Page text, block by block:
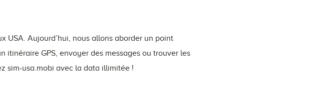
USA. Aujourd’hui, nous allons aborder un point
itinéraire GPS, envoyer des messages ou trouver les
sim-usa.mobi avec la data illimitée !